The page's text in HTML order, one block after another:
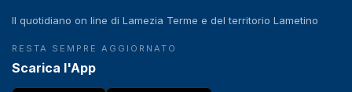
Il quotidiano on line di Lamezia Terme e del territorio Lametino
RESTA SEMPRE AGGIORNATO
Scarica l'App